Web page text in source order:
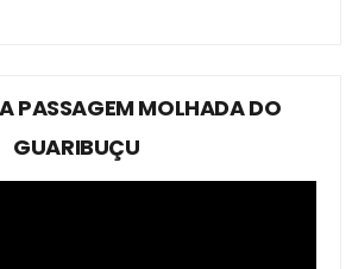
PASSAGEM MOLHADA DO
GUARIBUÇU